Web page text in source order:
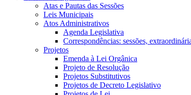
Atas e Pautas das Sessões
Leis Municipais
Atos Administrativos
Agenda Legislativa
Correspondências: sessões,
Projetos
Emenda à Lei Orgânica
Projeto de Resolução
Projetos Substitutivos
Projetos de Decreto Legislativo